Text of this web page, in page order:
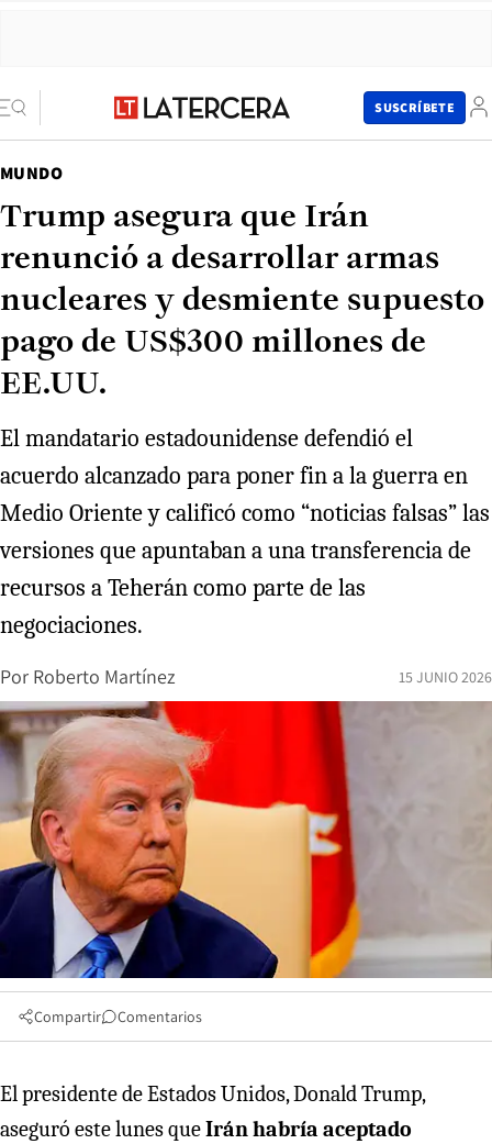
SUSCRÍBETE
MUNDO
Trump asegura que Irán
renunció a desarrollar armas
nucleares y desmiente supuesto
pago de US$300 millones de
EE.UU.
El mandatario estadounidense defendió el
acuerdo alcanzado para poner fin a la guerra en
Medio Oriente y calificó como “noticias falsas” las
versiones que apuntaban a una transferencia de
recursos a Teherán como parte de las
negociaciones.
Por Roberto Martínez 15 JUNIO 2026
Compartir Comentarios
El presidente de Estados Unidos, Donald Trump,
aseguró este lunes queIrán habría aceptado